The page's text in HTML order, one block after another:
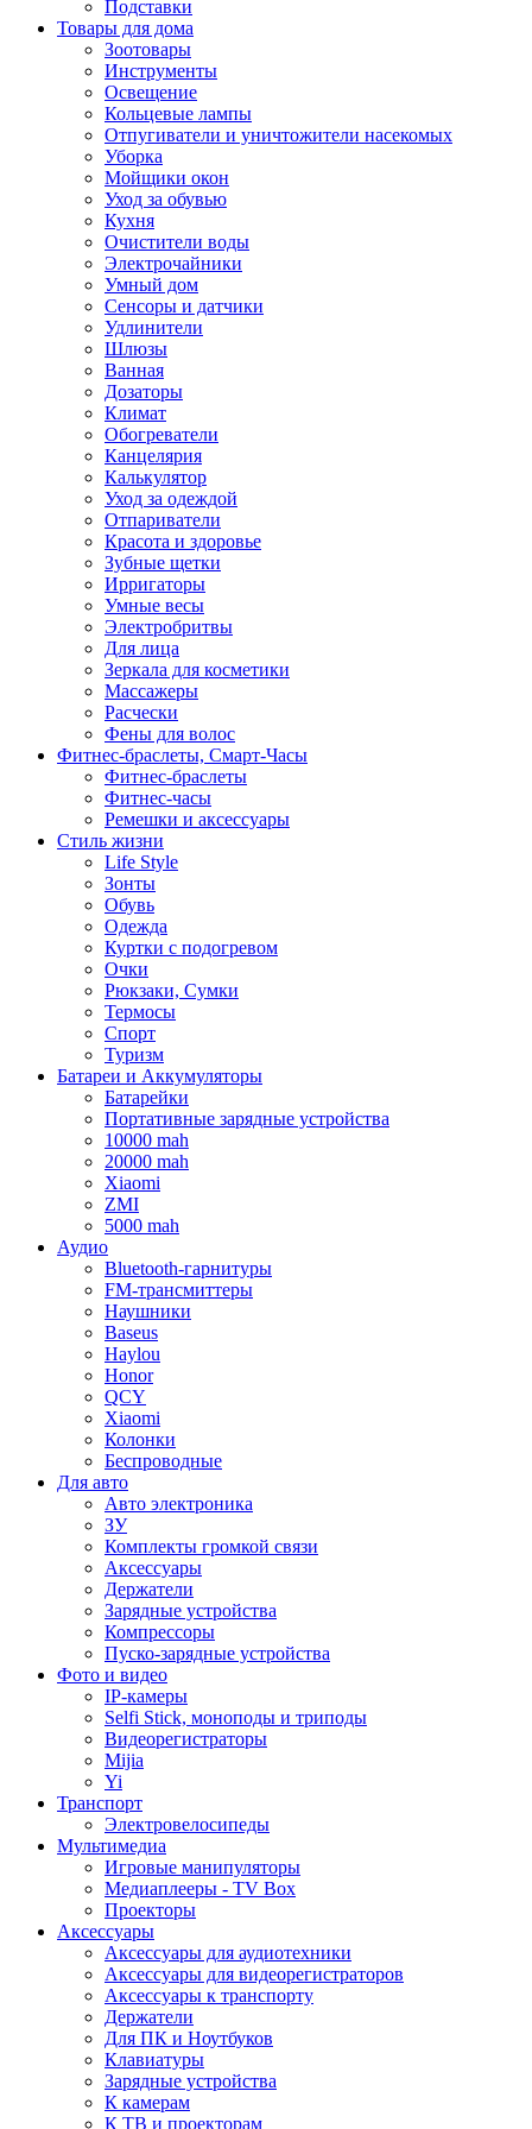
Подставки
Товары для дома
Зоотовары
Инструменты
Освещение
Кольцевые лампы
Отпугиватели и уничтожители насекомых
Уборка
Мойщики окон
Уход за обувью
Кухня
Очистители воды
Электрочайники
Умный дом
Сенсоры и датчики
Удлинители
Шлюзы
Ванная
Дозаторы
Климат
Обогреватели
Канцелярия
Калькулятор
Уход за одеждой
Отпариватели
Красота и здоровье
Зубные щетки
Ирригаторы
Умные весы
Электробритвы
Для лица
Зеркала для косметики
Массажеры
Расчески
Фены для волос
Фитнес-браслеты, Смарт-Часы
Фитнес-браслеты
Фитнес-часы
Ремешки и аксессуары
Стиль жизни
Life Style
Зонты
Обувь
Одежда
Куртки с подогревом
Очки
Рюкзаки, Сумки
Термосы
Спорт
Туризм
Батареи и Аккумуляторы
Батарейки
Портативные зарядные устройства
10000 mah
20000 mah
Xiaomi
ZMI
5000 mah
Аудио
Bluetooth-гарнитуры
FM-трансмиттеры
Наушники
Baseus
Haylou
Honor
QCY
Xiaomi
Колонки
Беспроводные
Для авто
Авто электроника
ЗУ
Комплекты громкой связи
Аксессуары
Держатели
Зарядные устройства
Компрессоры
Пуско-зарядные устройства
Фото и видео
IP-камеры
Selfi Stick, моноподы и триподы
Видеорегистраторы
Mijia
Yi
Транспорт
Электровелосипеды
Мультимедиа
Игровые манипуляторы
Медиаплееры - TV Box
Проекторы
Аксессуары
Аксессуары для аудиотехники
Аксессуары для видеорегистраторов
Аксессуары к транспорту
Держатели
Для ПК и Ноутбуков
Клавиатуры
Зарядные устройства
К камерам
К ТВ и проекторам